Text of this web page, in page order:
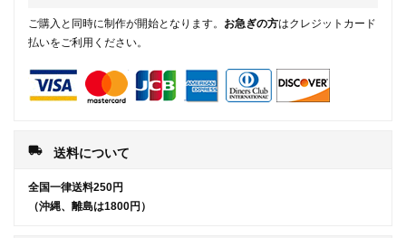
ご購入と同時に制作が開始となります。 お急ぎの方はクレジットカード
払いをご利用ください。
local_shipping 送料について
全国一律送料250円
（沖縄、離島は1800円）